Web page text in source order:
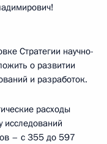
Стратегии научно-
о развитии
и разработок.
расходы
– с 355 до 597